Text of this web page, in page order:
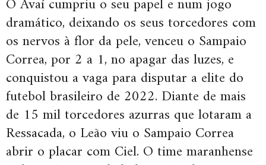
dramático, deixando os seus torcedores com
os nervos à flor da pele, venceu o Sampaio
Correa, por 2 a 1, no apagar das luzes, e
conquistou a vaga para disputar a elite do
futebol brasileiro de 2022. Diante de mais
de 15 mil torcedores azurras que lotaram a
Ressacada, o Leão viu o Sampaio Correa
abrir o placar com Ciel. O time maranhense